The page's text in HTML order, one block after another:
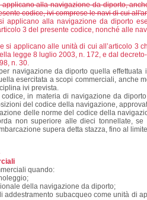
alla navigazione da diporto,
codice, ivi comprese le navi di cui
applicano alla navigazione da diporto
3 del presente codice, nonché alle
si applicano alle unità di cui all’articolo 3
legge 8 luglio 2003, n. 172, e dal
n. 30.
navigazione da diporto quella
esercitata a scopi commerciali, anche
ivi prevista.
in materia di navigazione da
del codice della navigazione,
delle norme del codice della
non superiore alle dieci tonnellate, se
supera detta stazza, fino al
quando:
della navigazione da diporto;
addestramento subacqueo come unità di